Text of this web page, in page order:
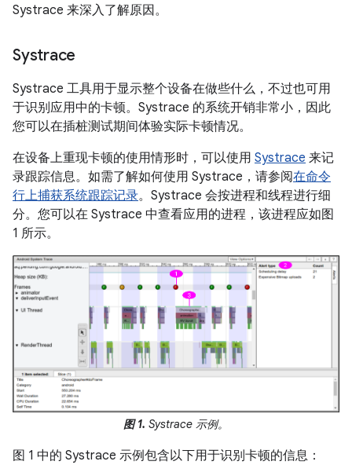
Systrace 来深入了解原因。
Systrace
Systrace 工具用于显示整个设备在做些什么，不过也可用
于识别应用中的卡顿。Systrace 的系统开销非常小，因此
您可以在插桩测试期间体验实际卡顿情况。
在设备上重现卡顿的使用情形时，可以使用 Systrace 来记
录跟踪信息。如需了解如何使用 Systrace，请参阅在命令
行上捕获系统跟踪记录。Systrace 会按进程和线程进行细
分。您可以在 Systrace 中查看应用的进程，该进程应如图
1 所示。
图 1. Systrace 示例。
图 1 中的 Systrace 示例包含以下用于识别卡顿的信息：